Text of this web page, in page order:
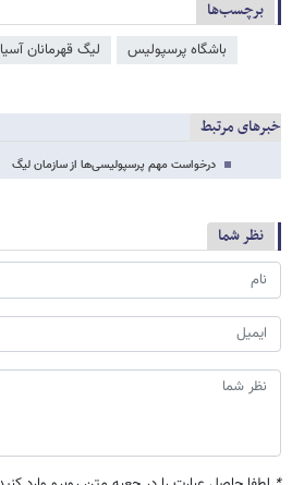
برچسب‌ها
باشگاه پرسپولیس لیگ قهرمانان آسیا
خبرهای مرتبط
درخواست مهم پرسپولیسی‌ها از سازمان لیگ
نظر شما